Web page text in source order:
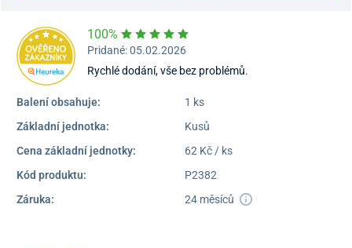
100%
Pridané: 05.02.2026
Rychlé dodání, vše bez problémů.
Balení obsahuje:
1 ks
Základní jednotka:
Kusů
Cena základní jednotky:
62 Kč / ks
Kód produktu:
P2382
Záruka:
24 měsíců